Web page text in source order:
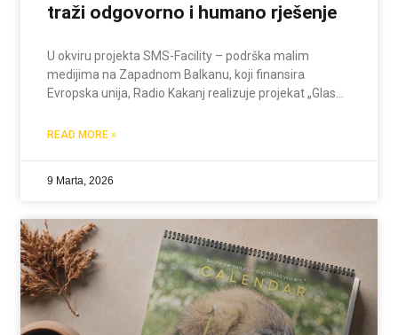
traži odgovorno i humano rješenje
U okviru projekta SMS-Facility – podrška malim
medijima na Zapadnom Balkanu, koji finansira
Evropska unija, Radio Kakanj realizuje projekat „Glas
serijalu od osam tematskih emisija koje se bave
READ MORE »
9 Marta, 2026